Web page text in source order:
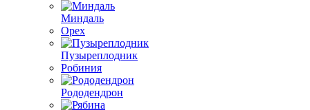
Миндаль
Орех
Пузыреплодник
Робиния
Рододендрон